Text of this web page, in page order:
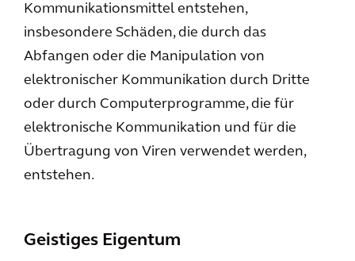
Kommunikationsmittel entstehen,
insbesondere Schäden, die durch das
Abfangen oder die Manipulation von
elektronischer Kommunikation durch Dritte
oder durch Computerprogramme, die für
elektronische Kommunikation und für die
Übertragung von Viren verwendet werden,
entstehen.
Geistiges Eigentum